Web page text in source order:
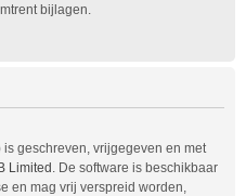
bijlagen.
geschreven, vrijgegeven en met
Limited . De software is beschikbaar
en mag vrij verspreid worden,